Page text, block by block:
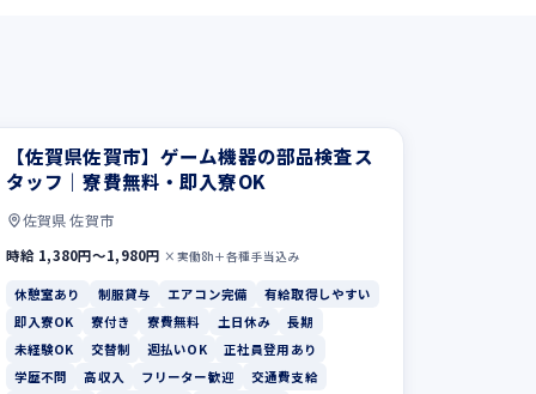
【佐賀県佐賀市】ゲーム機器の部品検査ス
タッフ｜寮費無料・即入寮OK
佐賀県 佐賀市
時給 1,380円〜1,980円 ×実働8h＋各種手当込み
休憩室あり 制服貸与 エアコン完備
有給取得しやすい
即入寮OK
寮付き 寮費無料 土日休み
長期
未経験OK
交替制 週払いOK
正社員登用あり
学歴不問
高収入 フリーター歓迎
交通費支給